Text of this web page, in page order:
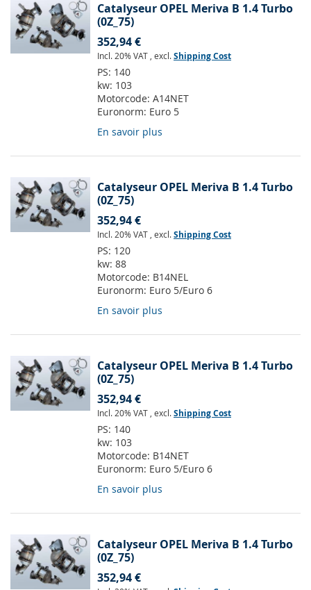
Catalyseur OPEL Meriva B 1.4 Turbo
(0Z_75)
352,94 €
Incl. 20% VAT , excl.Shipping Cost
PS: 140
kw: 103
Motorcode: A14NET
Euronorm: Euro 5
En savoir plus
Catalyseur OPEL Meriva B 1.4 Turbo
(0Z_75)
352,94 €
Incl. 20% VAT , excl.Shipping Cost
PS: 120
kw: 88
Motorcode: B14NEL
Euronorm: Euro 5/Euro 6
En savoir plus
Catalyseur OPEL Meriva B 1.4 Turbo
(0Z_75)
352,94 €
Incl. 20% VAT , excl.Shipping Cost
PS: 140
kw: 103
Motorcode: B14NET
Euronorm: Euro 5/Euro 6
En savoir plus
Catalyseur OPEL Meriva B 1.4 Turbo
(0Z_75)
352,94 €